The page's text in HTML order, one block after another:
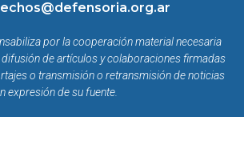
por la cooperación material necesaria
de artículos y colaboraciones firmadas
o transmisión o retransmisión de noticias
expresión de su fuente.